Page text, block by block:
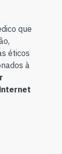
que
éticos
à